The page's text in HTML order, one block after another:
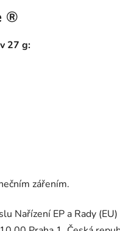
®
27 g:
zářením.
Nařízení EP a Rady